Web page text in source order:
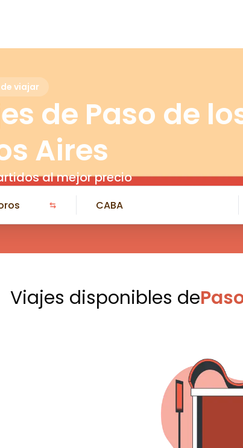
viajar
de Paso de
Aires
al mejor precio
Viajes disponibles de